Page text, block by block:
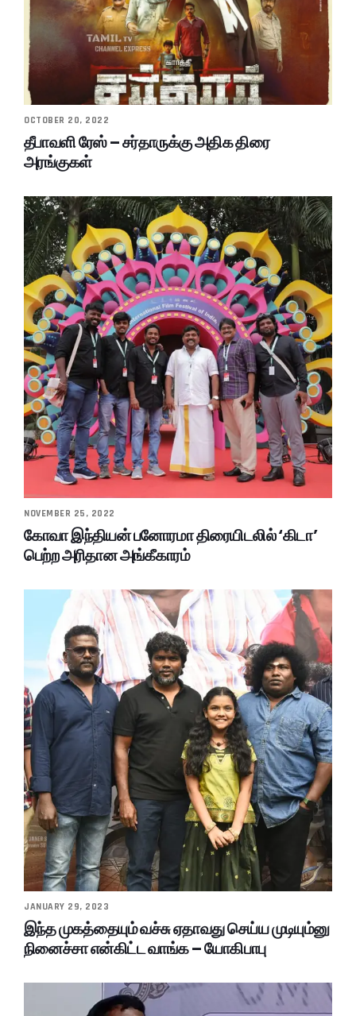
OCTOBER 20, 2022
தீபாவளி ரேஸ் – சர்தாருக்கு அதிக திரை
அரங்குகள்
NOVEMBER 25, 2022
கோவா இந்தியன் பனோரமா திரையிடலில் ‘கிடா’
பெற்ற அரிதான அங்கீகாரம்
JANUARY 29, 2023
இந்த முகத்தையும் வச்சு ஏதாவது செய்ய முடியும்னு
நினைச்சா என்கிட்ட வாங்க – யோகிபாபு